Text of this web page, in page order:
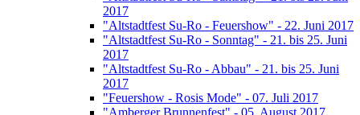
2017
"Altstadtfest Su-Ro - Feuershow" - 22. Juni 2017
"Altstadtfest Su-Ro - Sonntag" - 21. bis 25. Juni
2017
"Altstadtfest Su-Ro - Abbau" - 21. bis 25. Juni
2017
"Feuershow - Rosis Mode" - 07. Juli 2017
"Amberger Brunnenfest" - 05. August 2017